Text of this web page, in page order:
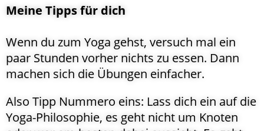
Meine Tipps für dich
Wenn du zum Yoga gehst, versuch mal ein
paar Stunden vorher nichts zu essen. Dann
machen sich die Übungen einfacher.
Also Tipp Nummero eins: Lass dich ein auf die
Yoga-Philosophie, es geht nicht um Knoten